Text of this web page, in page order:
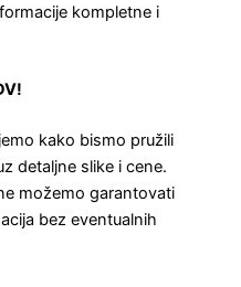
kompletne i
kako bismo pružili
detaljne slike i cene.
možemo garantovati
bez eventualnih